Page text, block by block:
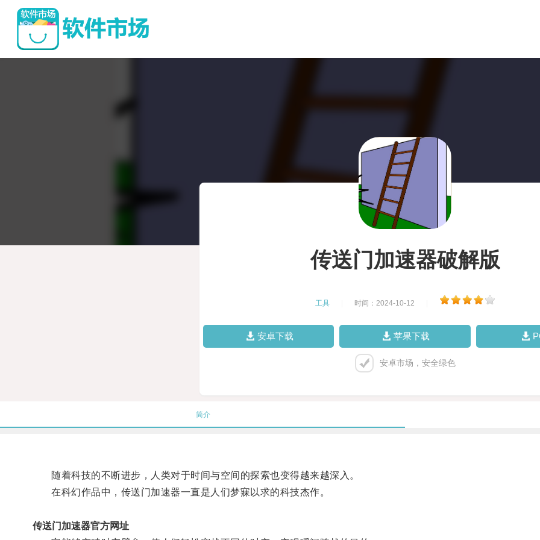
传送门加速器破解版
工具 时间：2024-10-12
安卓下载 苹果下载
安卓市场，安全绿色
简介
随着科技的不断进步，人类对于时间与空间的探索也变得越来越深入。
在科幻作品中，传送门加速器一直是人们梦寐以求的科技杰作。
传送门加速器官方网址